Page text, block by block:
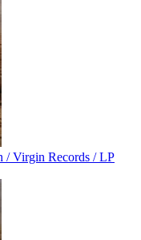
/ Virgin Records / LP